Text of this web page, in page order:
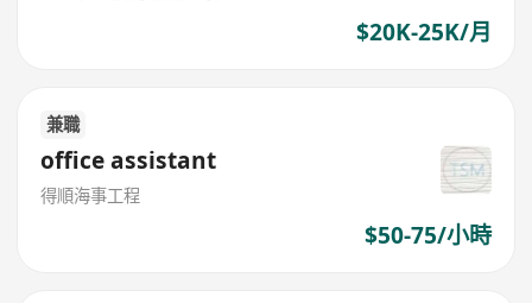
$20K-25K/月
兼職
office assistant
得順海事工程
$50-75/小時